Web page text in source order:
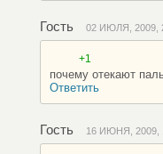
Гость 02 ИЮЛЯ, 2009,
+1
почему отекают
Ответить
Гость 16 ИЮНЯ, 2009,